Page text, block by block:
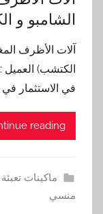
الشامبو و
آلات الأظرف
الكتشب)
في الاستثمار في
reading
منسي